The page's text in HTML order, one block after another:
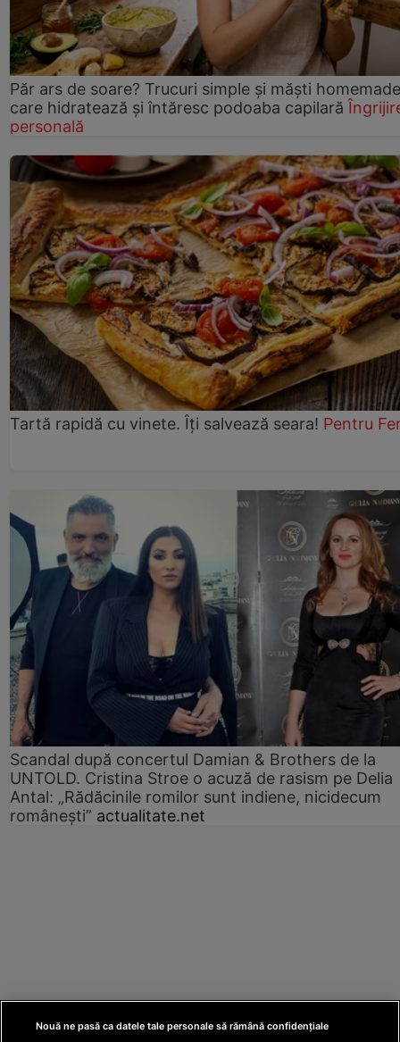
Păr ars de soare? Trucuri simple și măști homemade
care hidratează și întăresc podoaba capilară
personală
Tartă rapidă cu vinete. Îți salvează seara! Pentru
Scandal după concertul Damian & Brothers de la
UNTOLD. Cristina Stroe o acuză de rasism pe Delia
Antal: „Rădăcinile romilor sunt indiene, nicidecum
românești” actualitate.net
Nouă ne pasă ca datele tale personale să rămână confidențiale